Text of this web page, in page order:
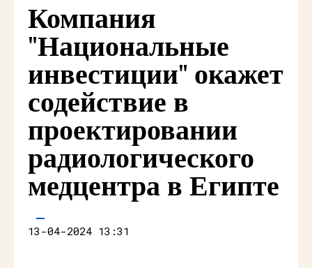
Компания
"Национальные
инвестиции" окажет
содействие в
проектировании
радиологического
медцентра в Египте
13-04-2024 13:31